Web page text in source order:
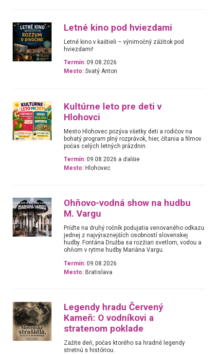
Letné kino pod hviezdami
Letné kino v kaštieli – výnimočný zážitok pod
hviezdami!
Termín: 09.08.2026
Mesto: Svatý Anton
Kultúrne leto pre deti v
Hlohovci
Mesto Hlohovec pozýva všetky deti a rodičov na
bohatý program plný rozprávok, hier, čítania a filmov
počas celých letných prázdnin.
Termín: 09.08.2026 a ďalšie
Mesto: Hlohovec
Ohňovo-vodná show na hudbu
M. Vargu
Príďte na druhý ročník podujatia venovaného odkazu
jednej z najvýraznejších osobností slovenskej
hudby. Fontána Družba sa rozžiari svetlom, vodou a
ohňom v rytme hudby Mariána Vargu.
Termín: 09.08.2026
Mesto: Bratislava
Legendy hradu Červený
Kameň: O vodníkovi a
stratenom poklade
Zažite deň, počas ktorého sa hradné legendy
stretnú s históriou.